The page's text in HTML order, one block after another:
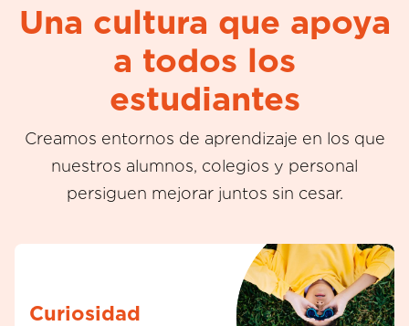
Una cultura que apoya
a todos los
estudiantes
Creamos entornos de aprendizaje en los que
nuestros alumnos, colegios y personal
persiguen mejorar juntos sin cesar.
Curiosidad